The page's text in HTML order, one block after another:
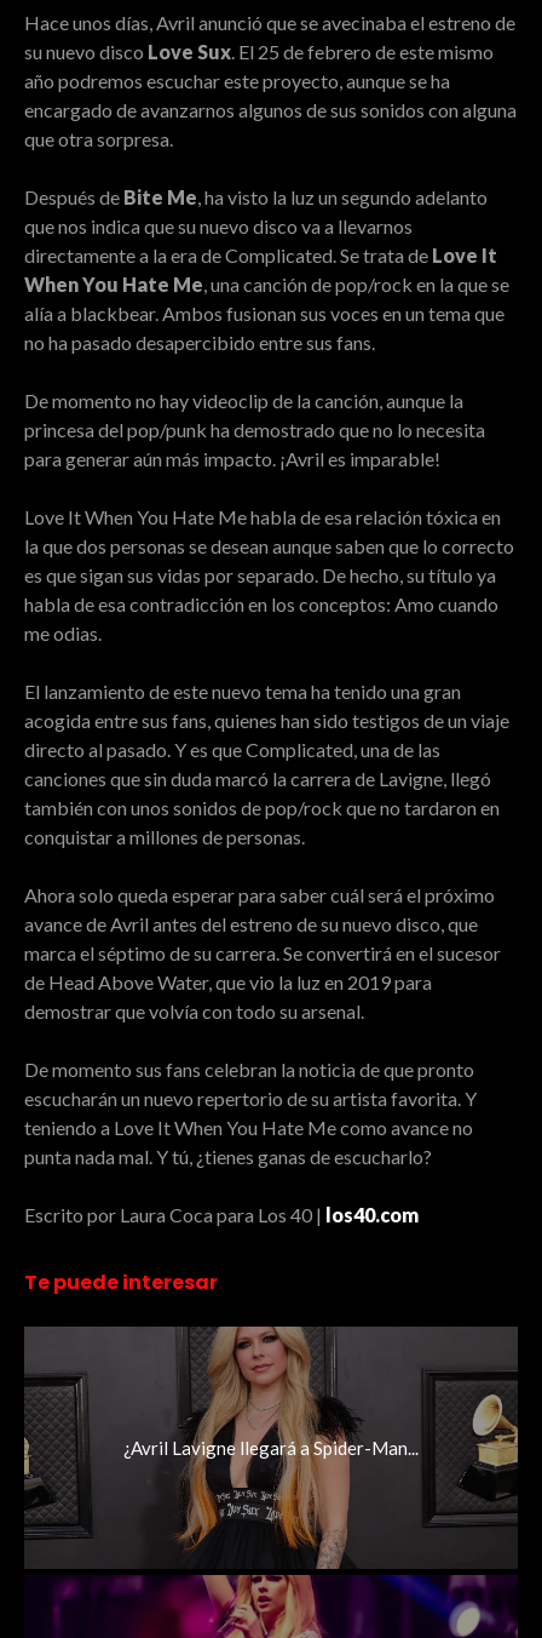
Hace unos días, Avril anunció que se avecinaba el estreno de
su nuevo disco Love Sux. El 25 de febrero de este mismo
año podremos escuchar este proyecto, aunque se ha
encargado de avanzarnos algunos de sus sonidos con alguna
que otra sorpresa.
Después de Bite Me, ha visto la luz un segundo adelanto
que nos indica que su nuevo disco va a llevarnos
directamente a la era de Complicated. Se trata de Love It
When You Hate Me, una canción de pop/rock en la que se
alía a blackbear. Ambos fusionan sus voces en un tema que
no ha pasado desapercibido entre sus fans.
De momento no hay videoclip de la canción, aunque la
princesa del pop/punk ha demostrado que no lo necesita
para generar aún más impacto. ¡Avril es imparable!
Love It When You Hate Me habla de esa relación tóxica en
la que dos personas se desean aunque saben que lo correcto
es que sigan sus vidas por separado. De hecho, su título ya
habla de esa contradicción en los conceptos: Amo cuando
me odias.
El lanzamiento de este nuevo tema ha tenido una gran
acogida entre sus fans, quienes han sido testigos de un viaje
directo al pasado. Y es que Complicated, una de las
canciones que sin duda marcó la carrera de Lavigne, llegó
también con unos sonidos de pop/rock que no tardaron en
conquistar a millones de personas.
Ahora solo queda esperar para saber cuál será el próximo
avance de Avril antes del estreno de su nuevo disco, que
marca el séptimo de su carrera. Se convertirá en el sucesor
de Head Above Water, que vio la luz en 2019 para
demostrar que volvía con todo su arsenal.
De momento sus fans celebran la noticia de que pronto
escucharán un nuevo repertorio de su artista favorita. Y
teniendo a Love It When You Hate Me como avance no
punta nada mal. Y tú, ¿tienes ganas de escucharlo?
Escrito por Laura Coca para Los 40 | los40.com
Te puede interesar
¿Avril Lavigne llegará a Spider-Man...